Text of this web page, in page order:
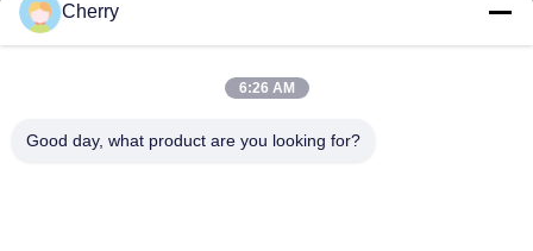
Notre adresse
Le parc industriel de Hegui, Lishui, Nanhai Foshan
Cherry
6:26 AM
Good day, what product are you looking for?